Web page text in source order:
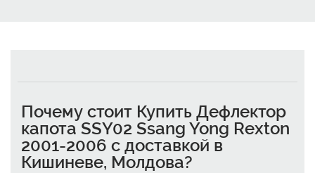
Почему стоит Купить Дефлектор
капота SSY02 Ssang Yong Rexton
2001-2006 с доставкой в
Кишиневе, Молдова?